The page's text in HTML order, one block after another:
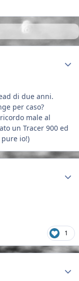
di due anni.
per caso?
male al
un Tracer 900 ed
io!)
1